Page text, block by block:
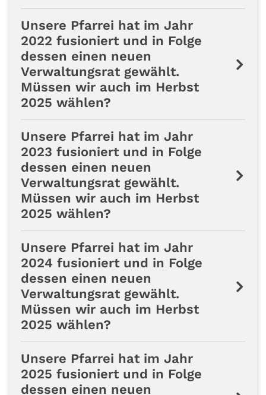
Unsere Pfarrei hat im Jahr
2022 fusioniert und in Folge
dessen einen neuen
Verwaltungsrat gewählt.
Müssen wir auch im Herbst
2025 wählen?
Unsere Pfarrei hat im Jahr
2023 fusioniert und in Folge
dessen einen neuen
Verwaltungsrat gewählt.
Müssen wir auch im Herbst
2025 wählen?
Unsere Pfarrei hat im Jahr
2024 fusioniert und in Folge
dessen einen neuen
Verwaltungsrat gewählt.
Müssen wir auch im Herbst
2025 wählen?
Unsere Pfarrei hat im Jahr
2025 fusioniert und in Folge
dessen einen neuen